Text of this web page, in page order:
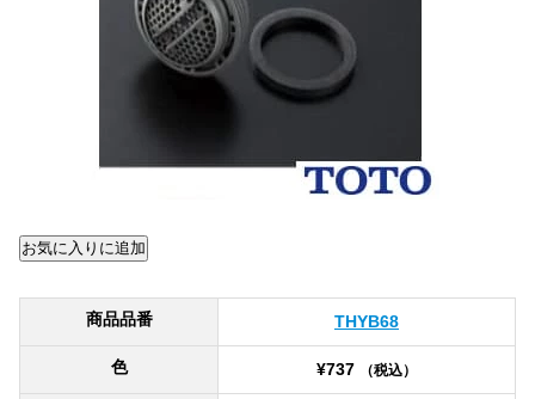
商品品番 THYB68
色 ¥737 （税込）